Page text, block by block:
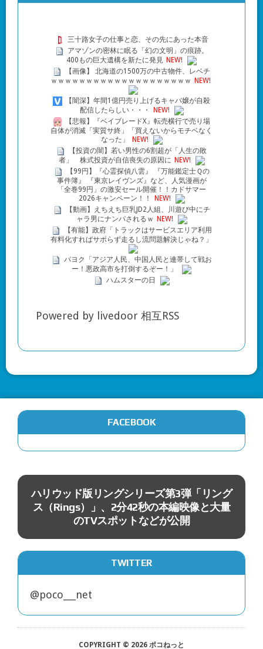
三十路女子の仕事と恋、その先にあった本音
アマゾンの密林に眠る「幻の文明」の痕跡。
400もの巨大遺構を新たに発見 NEW!
【画像】 北海道の1500万の中古物件、レベチ
ｗｗｗｗｗｗｗｗｗｗｗｗｗｗｗｗｗｗｗｗ NEW!
【闇深】年間1億円売り上げるキャバ嬢が自殺
配信したらしい・・・
NEW!
【悲報】『ベイブレードX』転売横行で売り場
自体が消滅「実質サ終」「買えないからモチベなく
なった」
NEW!
【投資の闇】若い男性の6割超が「人生の敗
者」 株式投資が自信喪失の原因に NEW!
【99円】『心霊探偵八雲』 『万能鑑定士Ｑの
事件簿』 『東京レイヴンズ』など、人気漫画が
「全巻99円」の激安セール開催！！カドサマー
2026キャンペーン！！
NEW!
【動画】えちえち巨乳JD2人組、川遊び中にチ
ャラ男にナンパされるｗ
NEW!
【有能】政府「トラックはサービスエリア利用
有料化すればサボらず走るし流問題解決じゃね？」
パヨク「アジア人民、中国人民と連帯して戦お
ー！悪政高市を打倒するぞー！」
ハムスターの日
Powered by livedoor 相互RSS
FACEBOOK
ハリウッド版リングシリーズ第3弾「リング
ス（Rings）」、2分42秒の本編映像と大量
のTVスポットなどが公開
TWITTER
@poco___net
COPYRIGHT © 2026 ポコねっと